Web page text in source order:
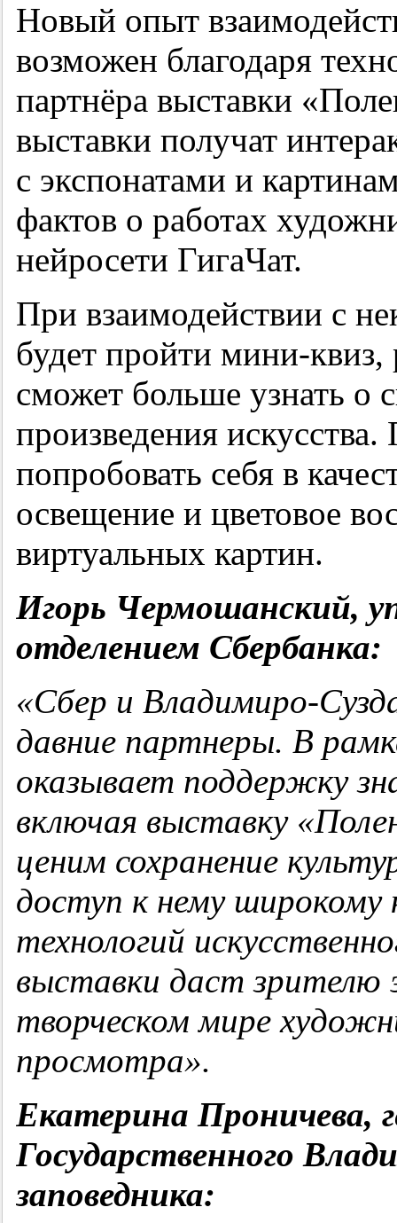
Новый опыт
возможен благодаря
партнёра выставки
выставки получат
с экспонатами и
фактов о работах
нейросети ГигаЧат.
При взаимодействии с
будет пройти мини-квиз,
сможет больше узнать о
произведения
попробовать себя в
освещение и цветовое
виртуальных картин.
Игорь Чермошанский,
отделением Сбербанка:
«Сбер и Владимиро-
давние партнеры. В
оказывает поддержку
включая выставку
ценим сохранение
доступ к нему широкому
технологий
выставки даст
творческом мире
просмотра».
Екатерина Проничева,
Государственного
заповедника: